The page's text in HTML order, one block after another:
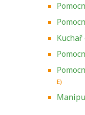
E)
Zjistěte, jak se
přihlásit ke